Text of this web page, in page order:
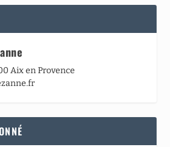
Aix en Provence